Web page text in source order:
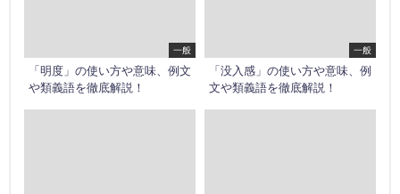
一般
「明度」の使い方や意味、例文
や類義語を徹底解説！
一般
「没入感」の使い方や意味、例
文や類義語を徹底解説！